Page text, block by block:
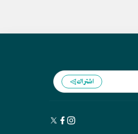
اشتراك